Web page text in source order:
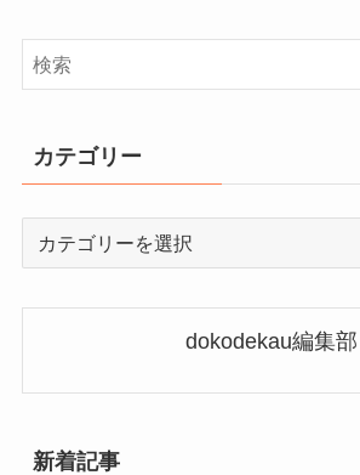
カテゴリー
dokodekau編集部
新着記事